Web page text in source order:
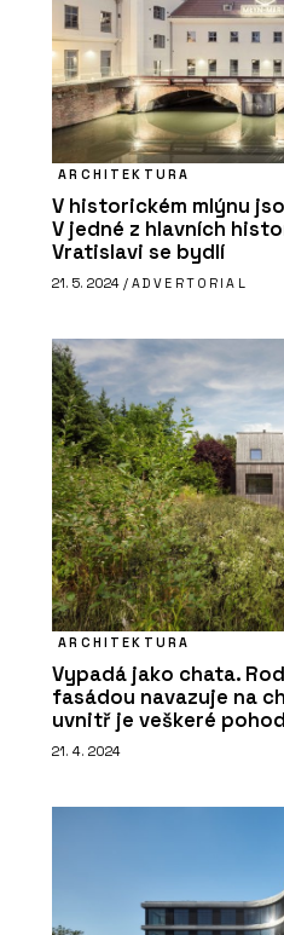
ARCHITEKTURA
V historickém mlýnu
V jedné z hlavních
Vratislavi se bydlí
21. 5. 2024 / ADVERTORIAL
ARCHITEKTURA
Vypadá jako chata.
fasádou navazuje na
uvnitř je veškeré
21. 4. 2024